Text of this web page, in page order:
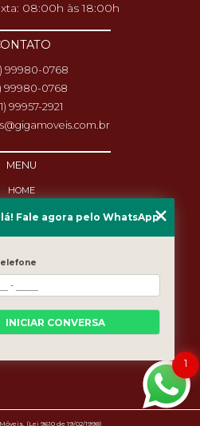
08:00h às 18:00h
99980-0768
99980-0768
99957-2921
MENU
HOME
PRODUTOS
CASES
MAPA DO SITE
(Lei 9610 de 19/02/1998)
1
Fale agora pelo WhatsApp
INICIAR CONVERSA